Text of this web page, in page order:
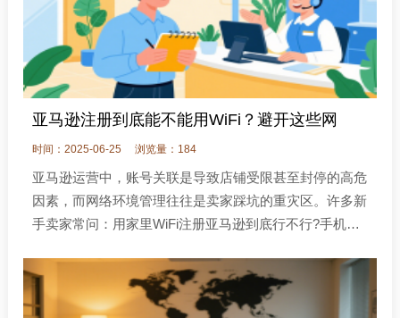
亚马逊注册到底能不能用WiFi？避开这些网
时间：2025-06-25 浏览量：184
亚马逊运营中，账号关联是导致店铺受限甚至封停的高危
因素，而网络环境管理往往是卖家踩坑的重灾区。许多新
手卖家常问：用家里WiFi注册亚马逊到底行不行?手机热
与实战经验，为你清晰解析